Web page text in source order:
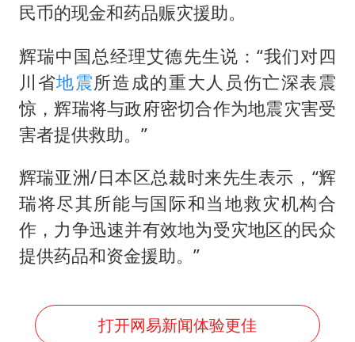
杭州全市有序停课
夏日经济乘“热”而上 消费市场向“新”而行
36岁男演员成景区NPC后人气爆棚
宇树王兴兴被问了360多个问题
唐田赛前发布会上引用《孙子兵法》
台当局重金为“台独”织“皇帝新衣”
检测列车撞人致11死2伤 涉事单位被罚
民币的现金和药品赈灾援助。
辉瑞中国总经理艾德先生说：“我们对四
川省地震所造成的重大人员伤亡深表震
惊，辉瑞将与政府密切合作为地震灾害受
害者提供救助。”
辉瑞亚洲/日本区总裁时来先生表示，“辉
瑞将尽其所能与国际和当地救灾机构合
作，力争迅速并有效地为受灾地区的民众
提供药品和资金援助。”
打开网易新闻体验更佳